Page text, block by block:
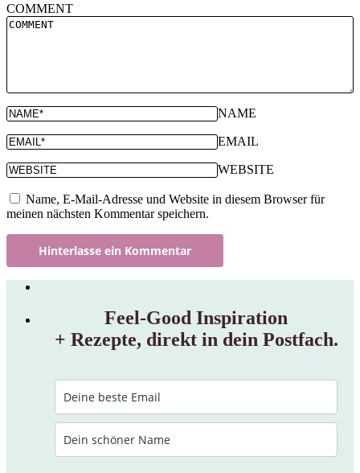
COMMENT
NAME
EMAIL
WEBSITE
Name, E-Mail-Adresse und Website in diesem Browser für
meinen nächsten Kommentar speichern.
Feel‑Good Inspiration
+ Rezepte, direkt in dein Postfach.